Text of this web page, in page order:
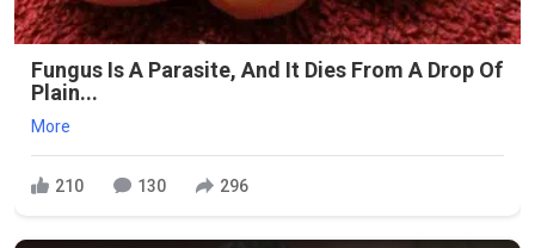
Fungus Is A Parasite, And It Dies From A Drop Of
Plain...
More
210 130 296